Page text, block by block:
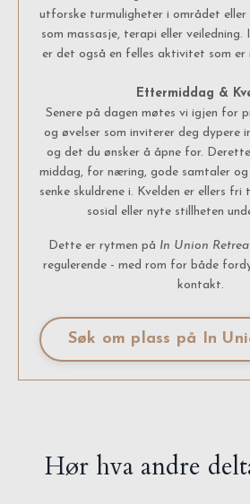
utforske turmuligheter i området eller
som massasje, terapi eller
er det også en felles aktivitet som
Ettermiddag &
Senere på dagen møtes vi igjen for
og øvelser som inviterer deg dypere
og det du ønsker å åpne for.
middag, for næring, gode samtaler
senke skuldrene i. Kvelden er ellers
sosial eller nyte stillheten
Dette er rytmen på In Union
regulerende - med rom for både
kontakt.
Søk om plass på In
Hør hva andre